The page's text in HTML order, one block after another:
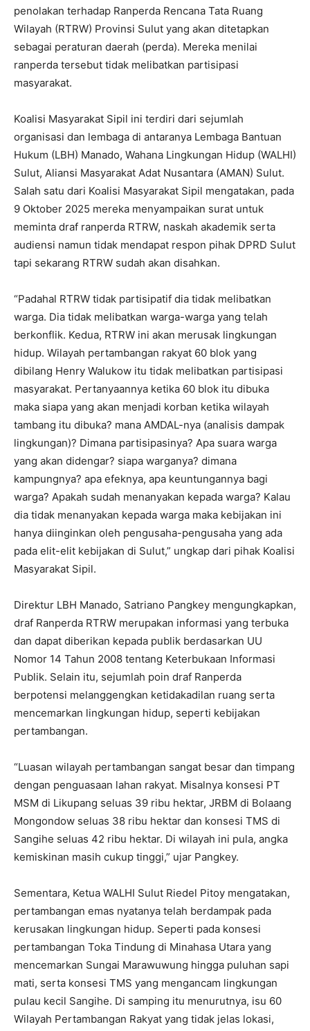
penolakan terhadap Ranperda Rencana Tata Ruang
Wilayah (RTRW) Provinsi Sulut yang akan ditetapkan
sebagai peraturan daerah (perda). Mereka menilai
ranperda tersebut tidak melibatkan partisipasi
masyarakat.
Koalisi Masyarakat Sipil ini terdiri dari sejumlah
organisasi dan lembaga di antaranya Lembaga Bantuan
Hukum (LBH) Manado, Wahana Lingkungan Hidup (WALHI)
Sulut, Aliansi Masyarakat Adat Nusantara (AMAN) Sulut.
Salah satu dari Koalisi Masyarakat Sipil mengatakan, pada
9 Oktober 2025 mereka menyampaikan surat untuk
meminta draf ranperda RTRW, naskah akademik serta
audiensi namun tidak mendapat respon pihak DPRD Sulut
tapi sekarang RTRW sudah akan disahkan.
“Padahal RTRW tidak partisipatif dia tidak melibatkan
warga. Dia tidak melibatkan warga-warga yang telah
berkonflik. Kedua, RTRW ini akan merusak lingkungan
hidup. Wilayah pertambangan rakyat 60 blok yang
dibilang Henry Walukow itu tidak melibatkan partisipasi
masyarakat. Pertanyaannya ketika 60 blok itu dibuka
maka siapa yang akan menjadi korban ketika wilayah
tambang itu dibuka? mana AMDAL-nya (analisis dampak
lingkungan)? Dimana partisipasinya? Apa suara warga
yang akan didengar? siapa warganya? dimana
kampungnya? apa efeknya, apa keuntungannya bagi
warga? Apakah sudah menanyakan kepada warga? Kalau
dia tidak menanyakan kepada warga maka kebijakan ini
hanya diinginkan oleh pengusaha-pengusaha yang ada
pada elit-elit kebijakan di Sulut,” ungkap dari pihak Koalisi
Masyarakat Sipil.
Direktur LBH Manado, Satriano Pangkey mengungkapkan,
draf Ranperda RTRW merupakan informasi yang terbuka
dan dapat diberikan kepada publik berdasarkan UU
Nomor 14 Tahun 2008 tentang Keterbukaan Informasi
Publik. Selain itu, sejumlah poin draf Ranperda
berpotensi melanggengkan ketidakadilan ruang serta
mencemarkan lingkungan hidup, seperti kebijakan
pertambangan.
“Luasan wilayah pertambangan sangat besar dan timpang
dengan penguasaan lahan rakyat. Misalnya konsesi PT
MSM di Likupang seluas 39 ribu hektar, JRBM di Bolaang
Mongondow seluas 38 ribu hektar dan konsesi TMS di
Sangihe seluas 42 ribu hektar. Di wilayah ini pula, angka
kemiskinan masih cukup tinggi,” ujar Pangkey.
Sementara, Ketua WALHI Sulut Riedel Pitoy mengatakan,
pertambangan emas nyatanya telah berdampak pada
kerusakan lingkungan hidup. Seperti pada konsesi
pertambangan Toka Tindung di Minahasa Utara yang
mencemarkan Sungai Marawuwung hingga puluhan sapi
mati, serta konsesi TMS yang mengancam lingkungan
pulau kecil Sangihe. Di samping itu menurutnya, isu 60
Wilayah Pertambangan Rakyat yang tidak jelas lokasi,